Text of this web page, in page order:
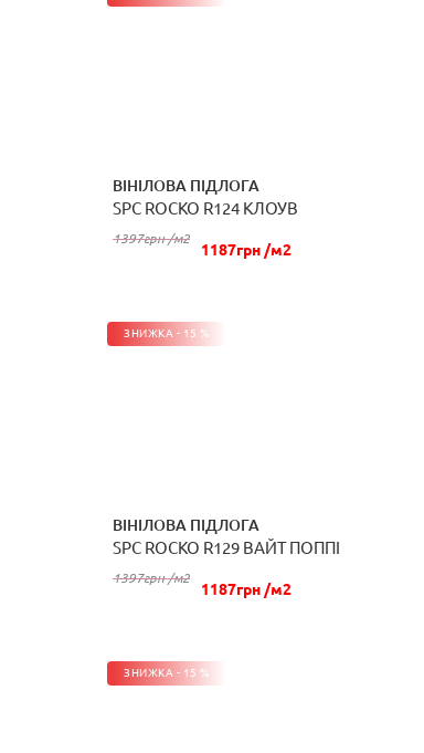
ВІНІЛОВА ПІДЛОГА
SPC ROCKO R124 КЛОУВ
1397грн /м2
1187грн /м2
КУПИТИ
ЗНИЖКА - 15 %
ВІНІЛОВА ПІДЛОГА
SPC ROCKO R129 ВАЙТ ПОППІ
1397грн /м2
1187грн /м2
КУПИТИ
ЗНИЖКА - 15 %